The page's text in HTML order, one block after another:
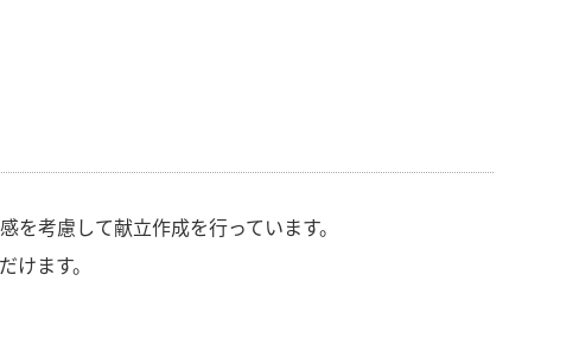
考慮して献立作成を行っています。
ます。